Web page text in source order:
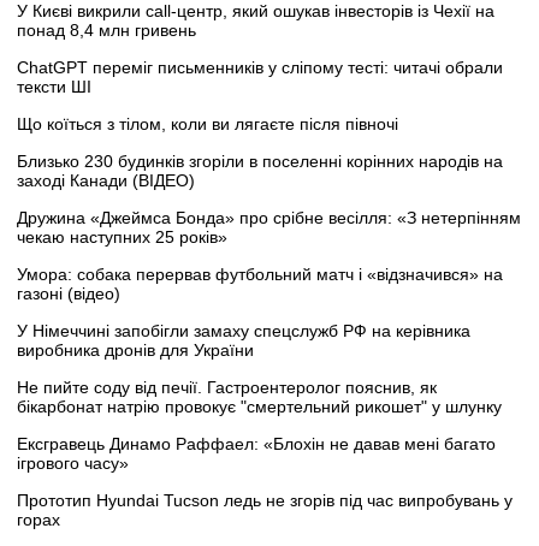
У Києві викрили call-центр, який ошукав інвесторів із Чехії на
понад 8,4 млн гривень
ChatGPT переміг письменників у сліпому тесті: читачі обрали
тексти ШІ
Що коїться з тілом, коли ви лягаєте після півночі
Близько 230 будинків згоріли в поселенні корінних народів на
заході Канади (ВІДЕО)
Дружина «Джеймса Бонда» про срібне весілля: «З нетерпінням
чекаю наступних 25 років»
Умора: собака перервав футбольний матч і «відзначився» на
газоні (відео)
У Німеччині запобігли замаху спецслужб РФ на керівника
виробника дронів для України
Не пийте соду від печії. Гастроентеролог пояснив, як
бікарбонат натрію провокує "смертельний рикошет" у шлунку
Ексгравець Динамо Раффаел: «Блохін не давав мені багато
ігрового часу»
Прототип Hyundai Tucson ледь не згорів під час випробувань у
горах